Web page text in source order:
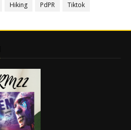
Hiking PdPR Tiktok